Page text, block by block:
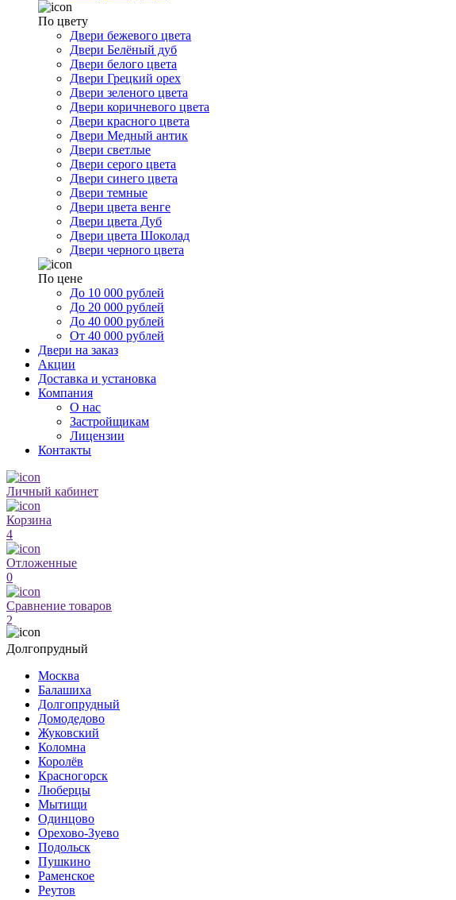
По цвету
Двери бежевого цвета
Двери Белёный дуб
Двери белого цвета
Двери Грецкий орех
Двери зеленого цвета
Двери коричневого цвета
Двери красного цвета
Двери Медный антик
Двери светлые
Двери серого цвета
Двери синего цвета
Двери темные
Двери цвета венге
Двери цвета Дуб
Двери цвета Шоколад
Двери черного цвета
По цене
До 10 000 рублей
До 20 000 рублей
До 40 000 рублей
От 40 000 рублей
Двери на заказ
Акции
Доставка и установка
Компания
О нас
Застройщикам
Лицензии
Контакты
Личный кабинет
Корзина
4
Отложенные
0
Сравнение товаров
2
Долгопрудный
Москва
Балашиха
Долгопрудный
Домодедово
Жуковский
Коломна
Королёв
Красногорск
Люберцы
Мытищи
Одинцово
Орехово-Зуево
Подольск
Пушкино
Раменское
Реутов